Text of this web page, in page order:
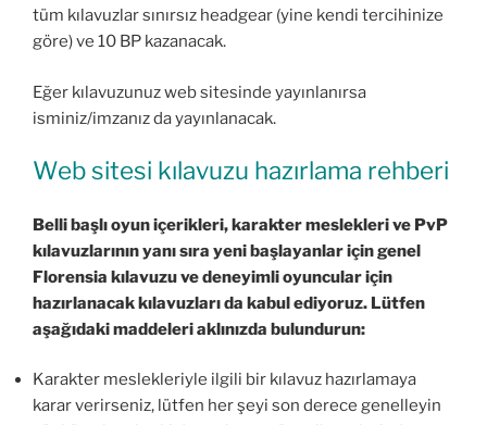
tüm kılavuzlar sınırsız headgear (yine kendi tercihinize
göre) ve 10 BP kazanacak.
Eğer kılavuzunuz web sitesinde yayınlanırsa
isminiz/imzanız da yayınlanacak.
Web sitesi kılavuzu hazırlama rehberi
Belli başlı oyun içerikleri, karakter meslekleri ve PvP
kılavuzlarının yanı sıra yeni başlayanlar için genel
Florensia kılavuzu ve deneyimli oyuncular için
hazırlanacak kılavuzları da kabul ediyoruz. Lütfen
aşağıdaki maddeleri aklınızda bulundurun:
Karakter meslekleriyle ilgili bir kılavuz hazırlamaya
karar verirseniz, lütfen her şeyi son derece genelleyin